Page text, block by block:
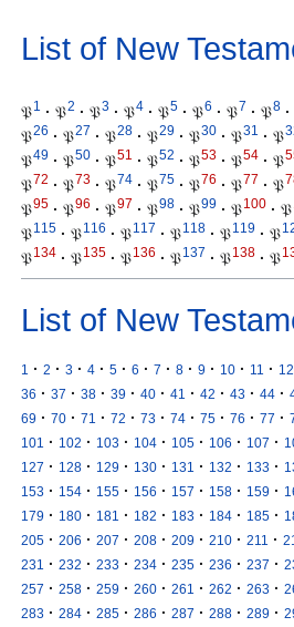
List of New
𝔓1 · 𝔓2 · 𝔓3 · 𝔓4 · 𝔓5 · 𝔓6 · 𝔓7 · 𝔓8 ·
𝔓26 · 𝔓27 · 𝔓28 · 𝔓29 · 𝔓30 · 𝔓31 · 𝔓
𝔓49 · 𝔓50 · 𝔓51 · 𝔓52 · 𝔓53 · 𝔓54 · 𝔓
𝔓72 · 𝔓73 · 𝔓74 · 𝔓75 · 𝔓76 · 𝔓77 · 𝔓
𝔓95 · 𝔓96 · 𝔓97 · 𝔓98 · 𝔓99 · 𝔓100 · 𝔓
𝔓115 · 𝔓116 · 𝔓117 · 𝔓118 · 𝔓119 · 𝔓
𝔓134 · 𝔓135 · 𝔓136 · 𝔓137 · 𝔓138 · 𝔓
List of New
1 · 2 · 3 · 4 · 5 · 6 · 7 · 8 · 9 · 10 · 11 · 12
36 · 37 · 38 · 39 · 40 · 41 · 42 · 43 · 44 ·
69 · 70 · 71 · 72 · 73 · 74 · 75 · 76 · 77 ·
101
· 102 · 103 · 104 · 105 · 106 · 107 ·
127 · 128 · 129 · 130 · 131 · 132 · 133 ·
153 · 154 · 155 · 156 · 157 · 158 · 159 ·
179 · 180 · 181 · 182 · 183 · 184 · 185 ·
205 · 206 · 207 · 208 · 209 · 210 · 211 ·
231
· 232 · 233 · 234 · 235 · 236 · 237 ·
257 · 258 · 259 · 260 · 261 · 262 · 263 ·
283 · 284 · 285 · 286 · 287 · 288 · 289 ·